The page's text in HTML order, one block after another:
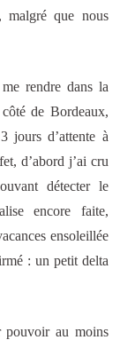
malgré que nous
rendre dans la
de Bordeaux,
d’attente à
d’abord j’ai cru
détecter le
encore faite,
ensoleillée
: un petit delta
pouvoir au moins